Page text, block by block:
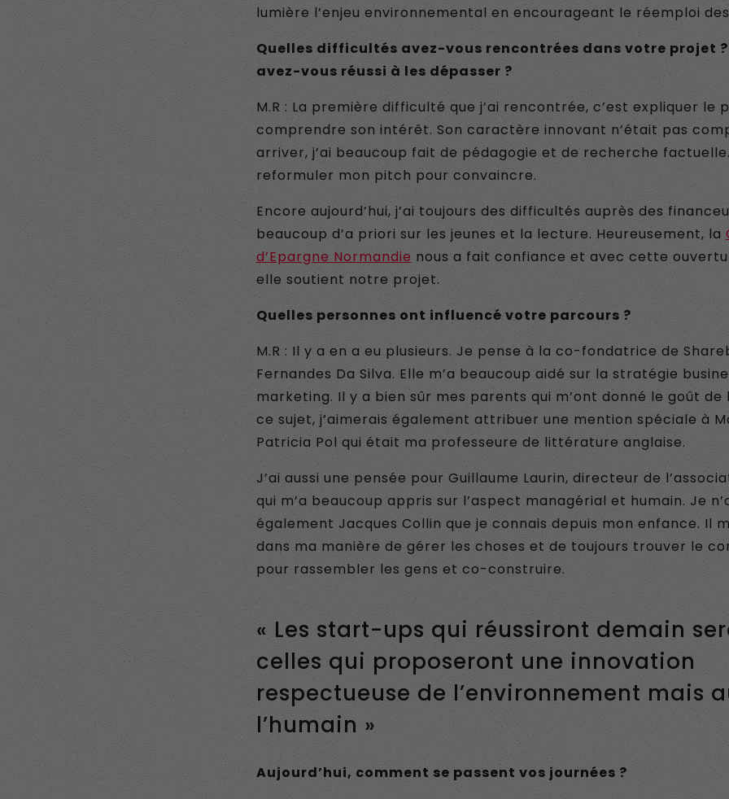
lumière l’enjeu environnemental en encourageant le réemploi
Quelles difficultés avez-vous rencontrées dans votre projet
avez-vous réussi à les dépasser ?
M.R : La première difficulté que j’ai rencontrée, c’est expliquer le
comprendre son intérêt. Son caractère innovant n’était pas
arriver, j’ai beaucoup fait de pédagogie et de recherche factuelle.
reformuler mon pitch pour convaincre.
Encore aujourd’hui, j’ai toujours des difficultés auprès des
beaucoup d’a priori sur les jeunes et la lecture. Heureusement, la
d’Epargne Normandie nous a fait confiance et avec cette
elle soutient notre projet.
Quelles personnes ont influencé votre parcours ?
M.R : Il y a en a eu plusieurs. Je pense à la co-fondatrice de
Fernandes Da Silva. Elle m’a beaucoup aidé sur la stratégie
marketing. Il y a bien sûr mes parents qui m’ont donné le goût de
ce sujet, j’aimerais également attribuer une mention spéciale à
Patricia Pol qui était ma professeure de littérature anglaise.
J’ai aussi une pensée pour Guillaume Laurin, directeur de
qui m’a beaucoup appris sur l’aspect managérial et humain. Je
également Jacques Collin que je connais depuis mon enfance. Il
dans ma manière de gérer les choses et de toujours trouver le
pour rassembler les gens et co-construire.
« Les start-ups qui réussiront demain
celles qui proposeront une innovation
respectueuse de l’environnement mais
l’humain »
Aujourd’hui, comment se passent vos journées ?